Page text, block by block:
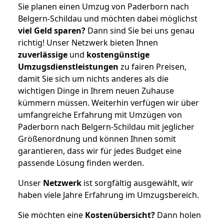
Sie planen einen Umzug von Paderborn nach
Belgern-Schildau und möchten dabei möglichst
viel Geld sparen? Dann sind Sie bei uns genau
richtig! Unser Netzwerk bieten Ihnen
zuverlässige und kostengünstige
Umzugsdienstleistungen zu fairen Preisen,
damit Sie sich um nichts anderes als die
wichtigen Dinge in Ihrem neuen Zuhause
kümmern müssen. Weiterhin verfügen wir über
umfangreiche Erfahrung mit Umzügen von
Paderborn nach Belgern-Schildau mit jeglicher
Größenordnung und können Ihnen somit
garantieren, dass wir für jedes Budget eine
passende Lösung finden werden.
Unser Netzwerk ist sorgfältig ausgewählt, wir
haben viele Jahre Erfahrung im Umzugsbereich.
Sie möchten eine Kostenübersicht? Dann holen